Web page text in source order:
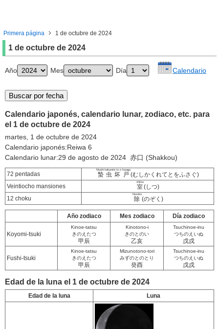
Primera página 1 de octubre de 2024
1 de octubre de 2024
Año Mes Día Calendario
Calendario japonés, calendario lunar, zodiaco, etc. para
el 1 de octubre de 2024
martes, 1 de octubre de 2024
Calendario japonés:Reiwa 6
Calendario lunar:29 de agosto de 2024 赤口 (Shakkou)
72 pentadas 蟄虫坏戸
Mushi kakurete to o fusagu
(むしかくれてとをふさぐ)
Veintiocho mansiones
室
shitsu
(しつ)
12 choku
除
Nozoku
(のぞく)
Año zodiaco Mes zodiaco Día zodiaco
Koyomi-tsuki
Kinoe-tatsu
きのえたつ
甲辰
Kinotono-i
きのとのい
乙亥
Tsuchinoe-inu
つちのえいぬ
戊戌
Fushi-tsuki
Kinoe-tatsu
きのえたつ
甲辰
Mizunotono-tori
みずのとのとり
癸酉
Tsuchinoe-inu
つちのえいぬ
戊戌
Edad de la luna el 1 de octubre de 2024
Edad de la luna Luna